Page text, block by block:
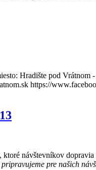
Hradište pod
https://
ktoré návštevníkov
pre našich